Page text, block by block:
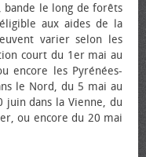
bande le long de forêts
aux aides de la
varier selon les
court du 1er mai au
encore les Pyrénées-
le Nord, du 5 mai au
dans la Vienne, du
ou encore du 20 mai